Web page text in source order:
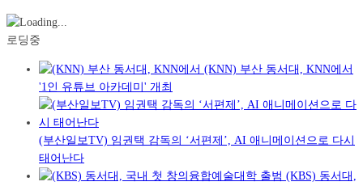
로딩중
(KNN) 부산 동서대, KNN에서
'1인 유튜브 아카데미' 개최
(부산일보TV) 임권택 감독의 ‘서편제’, AI 애니메이션으로 다시
태어난다
(KBS) 동서대,